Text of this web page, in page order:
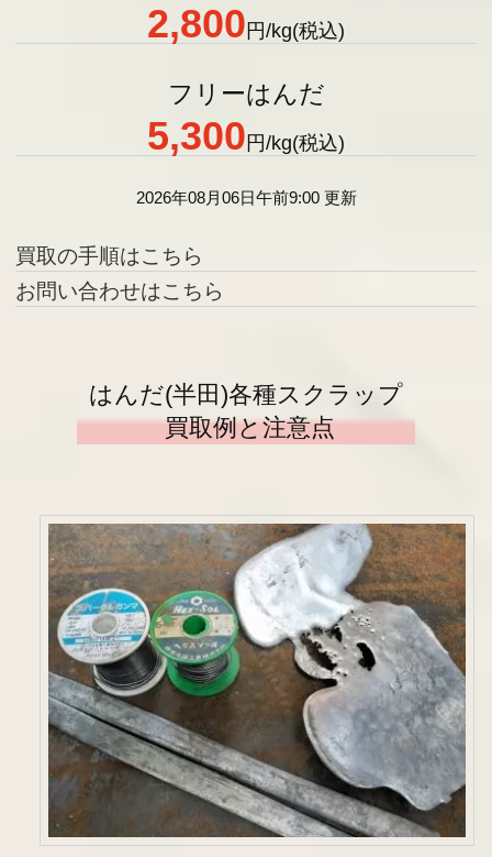
2,800 円/kg(税込)
フリーはんだ
5,300 円/kg(税込)
2026年08月06日午前9:00 更新
買取の手順はこちら
お問い合わせはこちら
はんだ(半田)各種スクラップ
買取例と注意点